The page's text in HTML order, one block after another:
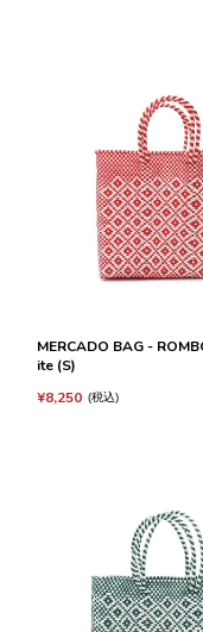
MERCADO BAG -
ite (S)
¥8,250 税込